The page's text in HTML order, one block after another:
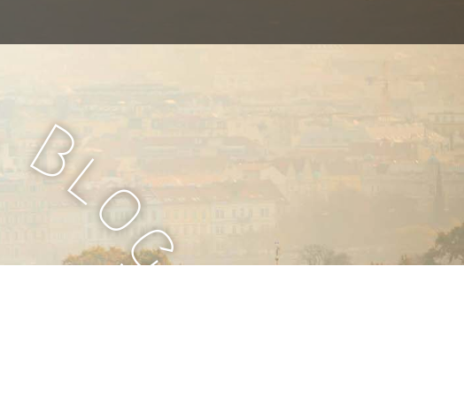
B
l
o
g